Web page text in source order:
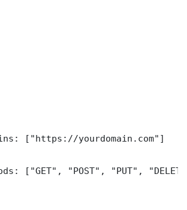
["https://yourdomain.com"]
["GET", "POST", "PUT",